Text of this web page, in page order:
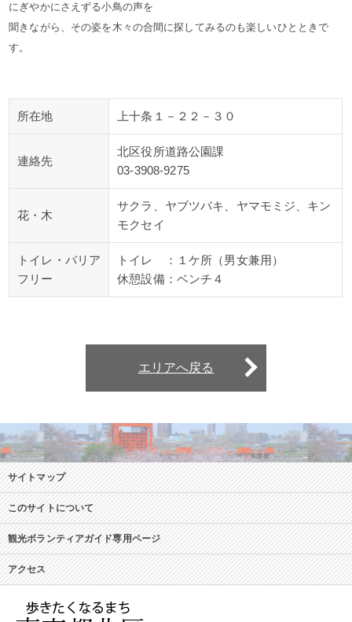
にぎやかにさえずる小鳥の声を
聞きながら、その姿を木々の合間に探してみるのも楽しいひとときで
す。
所在地 上十条１－２２－３０
連絡先
北区役所道路公園課
03-3908-9275
花・木
サクラ、ヤブツバキ、ヤマモミジ、キン
モクセイ
トイレ・バリア
フリー
トイレ ：１ケ所（男女兼用）
休憩設備：ベンチ４
エリアへ戻る
サイトマップ
このサイトについて
観光ボランティアガイド専用ページ
アクセス